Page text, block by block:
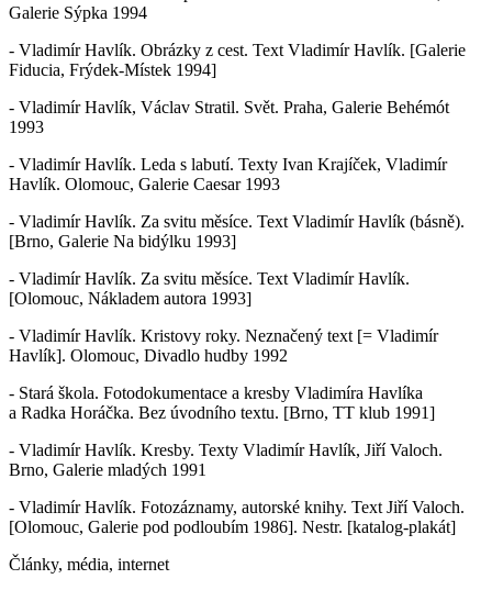
Galerie Sýpka 1994
- Vladimír Havlík. Obrázky z cest. Text Vladimír Havlík. [Galerie
Fiducia, Frýdek-Místek 1994]
- Vladimír Havlík, Václav Stratil. Svět. Praha, Galerie Behémót
1993
- Vladimír Havlík. Leda s labutí. Texty Ivan Krajíček, Vladimír
Havlík. Olomouc, Galerie Caesar 1993
- Vladimír Havlík. Za svitu měsíce. Text Vladimír Havlík (básně).
[Brno, Galerie Na bidýlku 1993]
- Vladimír Havlík. Za svitu měsíce. Text Vladimír Havlík.
[Olomouc, Nákladem autora 1993]
- Vladimír Havlík. Kristovy roky. Neznačený text [= Vladimír
Havlík]. Olomouc, Divadlo hudby 1992
- Stará škola. Fotodokumentace a kresby Vladimíra Havlíka
a Radka Horáčka. Bez úvodního textu. [Brno, TT klub 1991]
- Vladimír Havlík. Kresby. Texty Vladimír Havlík, Jiří Valoch.
Brno, Galerie mladých 1991
- Vladimír Havlík. Fotozáznamy, autorské knihy. Text Jiří Valoch.
[Olomouc, Galerie pod podloubím 1986]. Nestr. [katalog-plakát]
Články, média, internet